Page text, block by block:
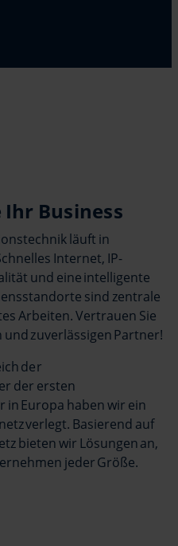
Ihr Business
läuft in
Internet, IP-
und eine intelligente
sind zentrale
Arbeiten. Vertrauen Sie
zuverlässigen Partner!
der
der ersten
Europa haben wir ein
verlegt. Basierend auf
bieten wir Lösungen an,
jeder Größe.